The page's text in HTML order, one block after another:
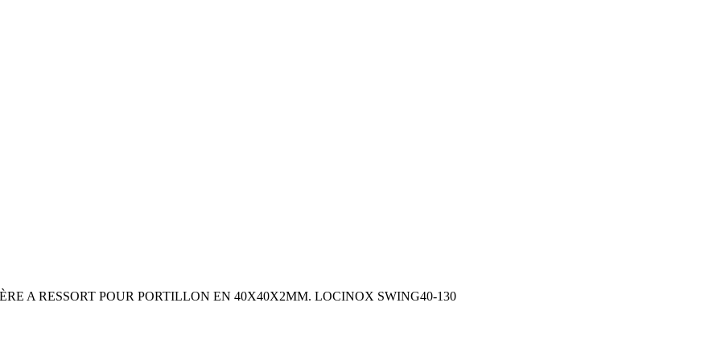
A RESSORT POUR PORTILLON EN 40X40X2MM. LOCINOX SWING40-130